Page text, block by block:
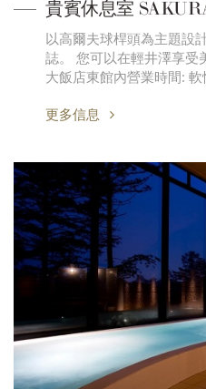
貴賓休息室
以高爾夫球桿頭為主題設
誌。 您可以在輕井澤享受美好的時光
大飯店東館內營業時間:
更多信息